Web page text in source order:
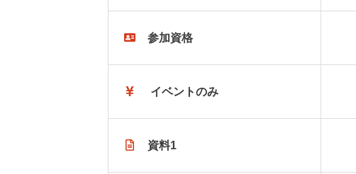
参加資格
イベントのみ
資料1